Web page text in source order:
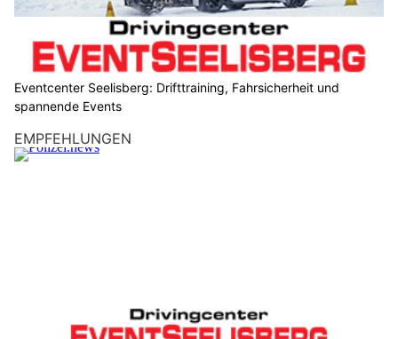
Eventcenter Seelisberg: Drifttraining, Fahrsicherheit und
spannende Events
EMPFEHLUNGEN